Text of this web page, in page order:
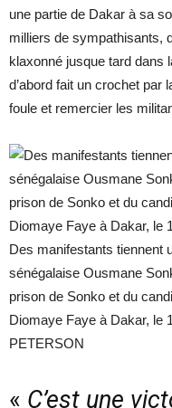
une partie de Dakar à sa
milliers de sympathisants,
klaxonné jusque tard dans
d’abord fait un crochet par
foule et remercier les
Des manifestants tiennent
sénégalaise Ousmane
prison de Sonko et du
Diomaye Faye à Dakar, le
PETERSON
« C’est une